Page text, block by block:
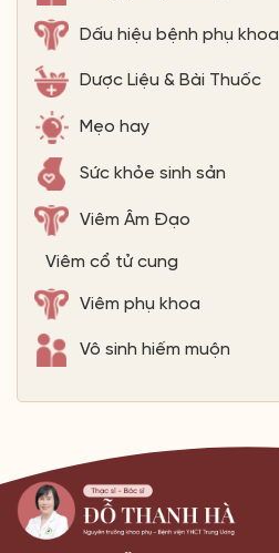
Dấu hiệu bệnh phụ khoa
Dược Liệu & Bài Thuốc
Mẹo hay
Sức khỏe sinh sản
Viêm Âm Đạo
Viêm cổ tử cung
Viêm phụ khoa
Vô sinh hiếm muộn